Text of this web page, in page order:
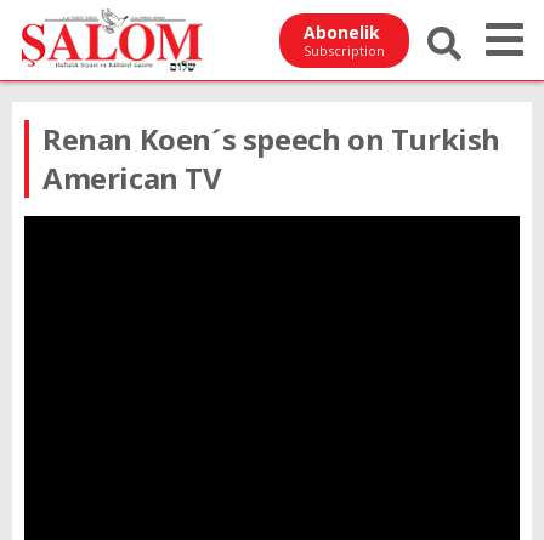
Abonelik
Subscription
Renan Koen´s speech on Turkish
American TV